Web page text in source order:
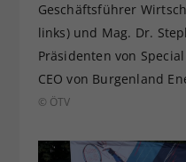
Geschäftsführer
links) und Mag. Dr.
Präsidenten von
CEO von Burgenland
© ÖTV